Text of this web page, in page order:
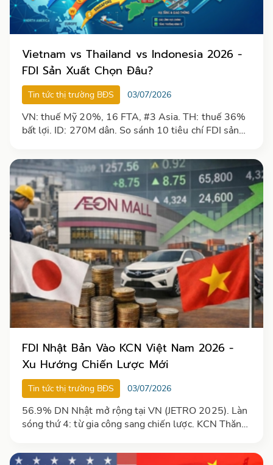
Vietnam vs Thailand vs Indonesia 2026 -
FDI Sản Xuất Chọn Đâu?
Tin tức thị trường BĐS 03/07/2026
VN: thuế Mỹ 20%, 16 FTA, #3 Asia. TH: thuế 36%
bất lợi. ID: 270M dân. So sánh 10 tiêu chí FDI sản
FDI Nhật Bản Vào KCN Việt Nam 2026 -
Xu Hướng Chiến Lược Mới
Tin tức thị trường BĐS 03/07/2026
56.9% DN Nhật mở rộng tại VN (JETRO 2025). Làn
sóng thứ 4: từ gia công sang chiến lược. KCN Thăng